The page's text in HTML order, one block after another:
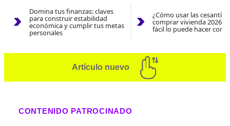
Domina tus finanzas: claves
para construir estabilidad
económica y cumplir tus metas
personales
¿Cómo usar las
comprar vivienda 2026?
fácil lo puede hacer con
Artículo nuevo
CONTENIDO PATROCINADO